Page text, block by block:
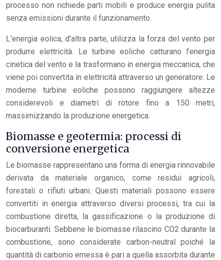
processo non richiede parti mobili e produce energia pulita
senza emissioni durante il funzionamento.
L’energia eolica, d’altra parte, utilizza la forza del vento per
produrre elettricità. Le turbine eoliche catturano l’energia
cinetica del vento e la trasformano in energia meccanica, che
viene poi convertita in elettricità attraverso un generatore. Le
moderne turbine eoliche possono raggiungere altezze
considerevoli e diametri di rotore fino a 150 metri,
massimizzando la produzione energetica.
Biomasse e geotermia: processi di
conversione energetica
Le biomasse rappresentano una forma di energia rinnovabile
derivata da materiale organico, come residui agricoli,
forestali o rifiuti urbani. Questi materiali possono essere
convertiti in energia attraverso diversi processi, tra cui la
combustione diretta, la gassificazione o la produzione di
biocarburanti. Sebbene le biomasse rilascino CO2 durante la
combustione, sono considerate carbon-neutral poiché la
quantità di carbonio emessa è pari a quella assorbita durante